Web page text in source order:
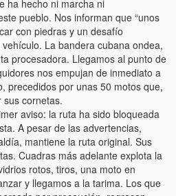
(Luis and El Mono… armed)
¿y Lina?
de televisión clausurados por el
2002
de Chávez desde que tomó el
de 2009
castrista del 4 de Febrero de
ha hecho ni marcha ni
pueblo. Nos informan que “unos
con piedras y un desafío
La bandera cubana ondea,
procesadora. Llegamos al punto de
nos empujan de inmediato a
precedidos por unas 50 motos que,
sus cornetas.
aviso: la ruta ha sido bloqueada
A pesar de las advertencias,
mantiene la ruta original. Sus
Cuadras más adelante explota la
rotos, tiros, una moto en
y llegamos a la tarima. Los que